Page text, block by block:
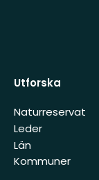
Utforska
Naturreservat
Leder
Län
Kommuner